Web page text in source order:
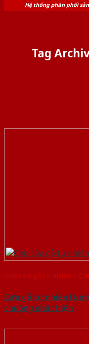
Hệ thống phân phối
Tag
Chọn cửa gỗ tự nhiên –
Cửa gỗ tự nhiên là
chuộng nhất hiện